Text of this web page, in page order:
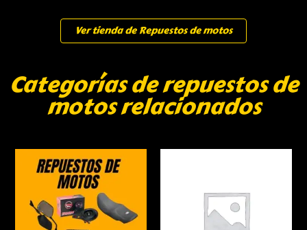
Ver tienda de Repuestos de motos
Categorías de repuestos de
motos relacionados